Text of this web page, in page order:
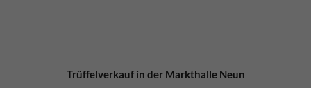
Trüffelverkauf in der Markthalle Neun